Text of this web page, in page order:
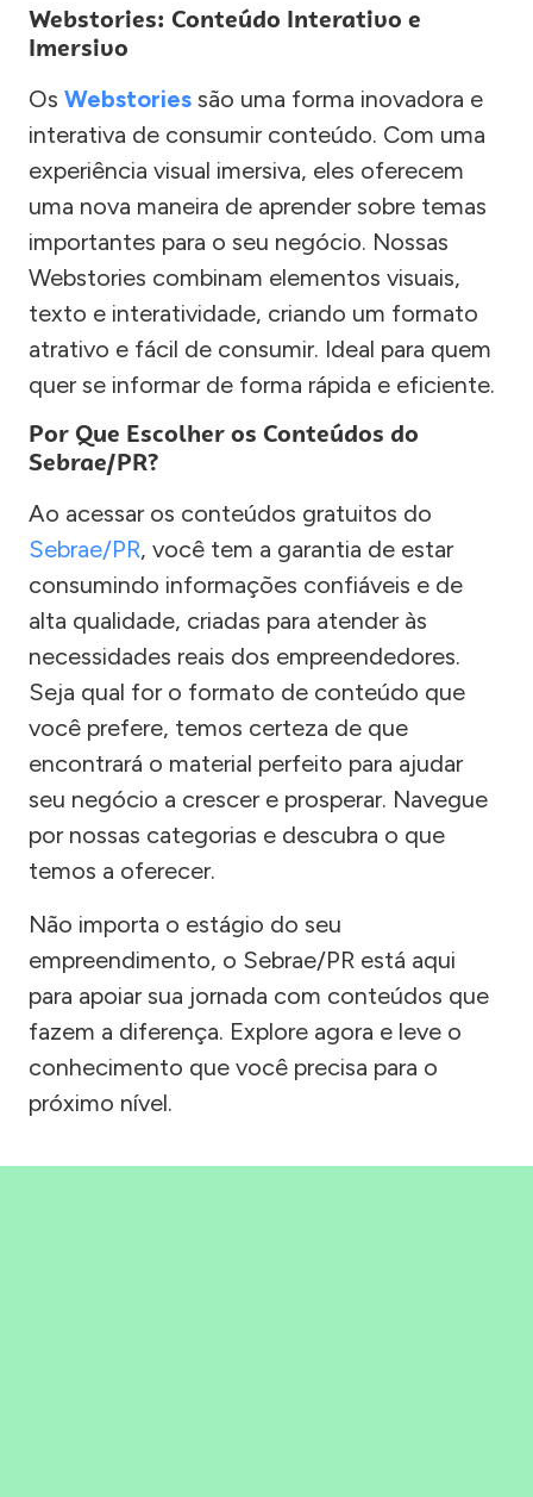
Webstories: Conteúdo Interativo e
Imersivo
Os Webstories são uma forma inovadora e
interativa de consumir conteúdo. Com uma
experiência visual imersiva, eles oferecem
uma nova maneira de aprender sobre temas
importantes para o seu negócio. Nossas
Webstories combinam elementos visuais,
texto e interatividade, criando um formato
atrativo e fácil de consumir. Ideal para quem
quer se informar de forma rápida e eficiente.
Por Que Escolher os Conteúdos do
Sebrae/PR?
Ao acessar os conteúdos gratuitos do
Sebrae/PR, você tem a garantia de estar
consumindo informações confiáveis e de
alta qualidade, criadas para atender às
necessidades reais dos empreendedores.
Seja qual for o formato de conteúdo que
você prefere, temos certeza de que
encontrará o material perfeito para ajudar
seu negócio a crescer e prosperar. Navegue
por nossas categorias e descubra o que
temos a oferecer.
Não importa o estágio do seu
empreendimento, o Sebrae/PR está aqui
para apoiar sua jornada com conteúdos que
fazem a diferença. Explore agora e leve o
conhecimento que você precisa para o
próximo nível.